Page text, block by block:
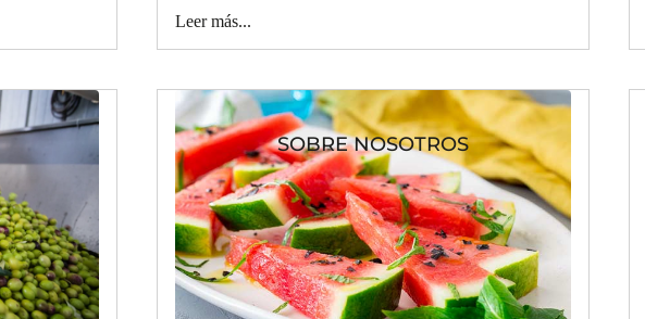
SOBRE NOSOTROS
Leer más...